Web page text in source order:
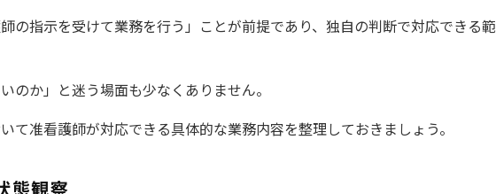
の指示を受けて業務を行う」ことが前提であり、独自の判断で対応できる範
のか」と迷う場面も少なくありません。
て准看護師が対応できる具体的な業務内容を整理しておきましょう。
態観察